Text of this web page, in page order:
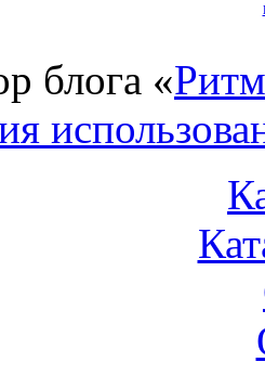
блога «